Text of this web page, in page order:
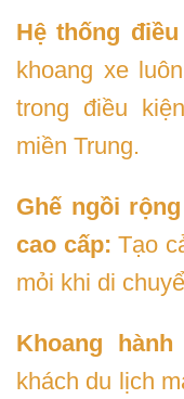
Hệ thống
khoang xe
trong điều
miền Trung.
Ghế ngồi
cao cấp: Tạo
mỏi khi di
Khoang
khách du lịch